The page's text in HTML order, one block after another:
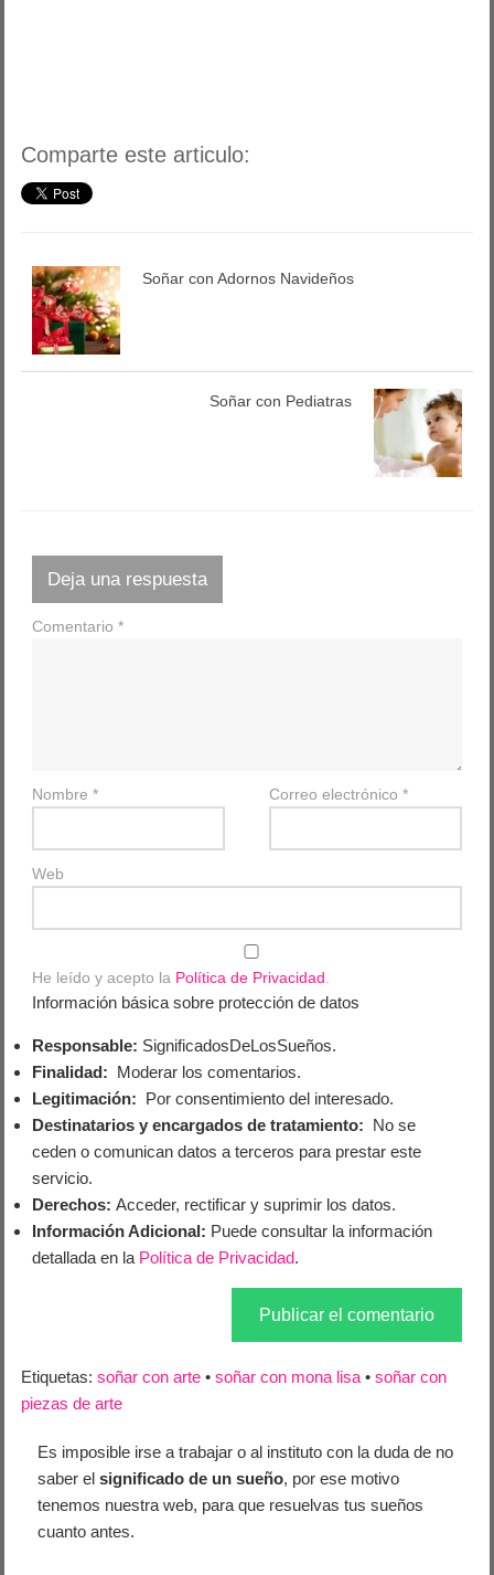
Comparte este articulo:
Soñar con Adornos Navideños
Soñar con Pediatras
Deja una respuesta
Comentario*
Nombre* Correo electrónico *
Web
He leído y acepto la Política de Privacidad
Información básica sobre protección de datos
Responsable: SignificadosDeLosSueños.
Finalidad: Moderar los comentarios.
Legitimación: Por consentimiento del interesado.
Destinatarios y encargados de tratamiento: No se
ceden o comunican datos a terceros para prestar este
servicio.
Derechos: Acceder, rectificar y suprimir los datos.
Información Adicional: Puede consultar la información
detallada en la Política de Privacidad.
Etiquetas:soñar con arte •soñar con mona lisa •soñar con
piezas de arte
Es imposible irse a trabajar o al instituto con la duda de no
saber elsignificado de un sueño, por ese motivo
tenemos nuestra web, para que resuelvas tus sueños
cuanto antes.